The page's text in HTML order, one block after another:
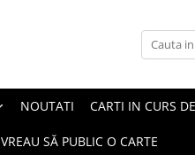
NOUTATI CARTI IN CURS
VREAU SĂ PUBLIC O CARTE